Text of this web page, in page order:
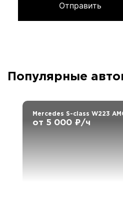
Отправить
Популярные
Mercedes S-class W223
от 5 000 ₽/ч